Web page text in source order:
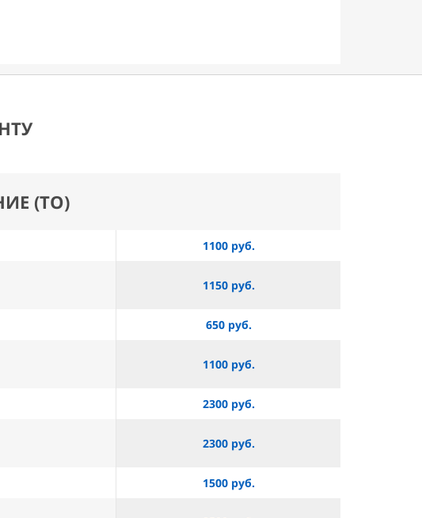
(ТО)
1100 руб.
1150 руб.
650 руб.
1100 руб.
2300 руб.
2300 руб.
1500 руб.